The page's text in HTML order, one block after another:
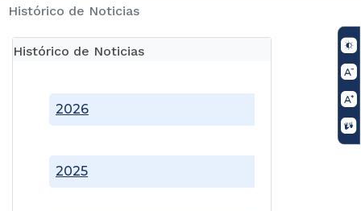
Histórico de Noticias
Histórico de Noticias
2025
2026